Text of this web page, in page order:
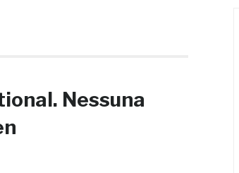
Nessuna